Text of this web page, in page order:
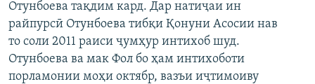
Ҳамаи сомонаҳои RFE/RL
Отунбоева тақдим кард. Дар натиҷаи ин
райпурсӣ Отунбоева тибқи Қонуни Асосии нав
то соли 2011 раиси ҷумҳур интихоб шуд.
Отунбоева ва мак Фол бо ҳам интихоботи
порламонии моҳи октябр, вазъи иҷтимоиву